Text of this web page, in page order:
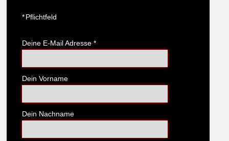
*Pflichtfeld
Deine E-Mail Adresse *
Dein Vorname
Dein Nachname